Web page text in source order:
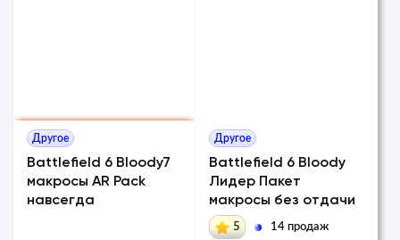
Другое
Battlefield 6 Bloody7
макросы AR Pack
навсегда
Другое
Battlefield 6 Bloody
Лидер Пакет
макросы без отдачи
5 14 продаж